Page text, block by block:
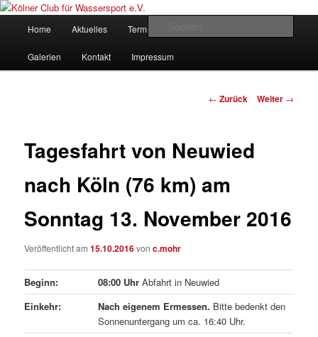
Zum
wechseln
Kölner Club für Wassersport e.V.
gegründet 1907
Home Aktuelles Termine
Galerien Kontakt Impressum
Beitrags-
← Zurück Weiter →
Tagesfahrt von Neuwied
nach Köln (76 km) am
Sonntag 13. November 2016
Veröffentlicht am15.10.2016vonc.mohr
Beginn: 08:00 Uhr Abfahrt in Neuwied
Einkehr:
Nach eigenem Ermessen. Bitte bedenkt den
Sonnenuntergang um ca. 16:40 Uhr.